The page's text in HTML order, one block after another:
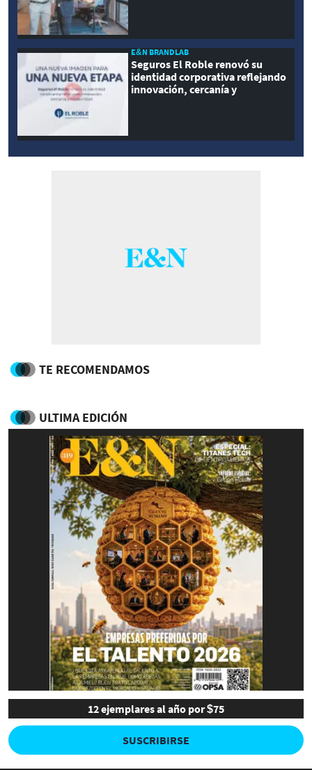
E&N BRANDLAB
Seguros El Roble renovó su
identidad corporativa reflejando
innovación, cercanía y
TE RECOMENDAMOS
ULTIMA EDICIÓN
12 ejemplares al año por $75
SUSCRIBIRSE